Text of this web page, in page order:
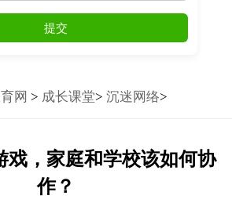
提交
网 > 成长课堂> 沉迷网络>
戏，家庭和学校该如何协
作？